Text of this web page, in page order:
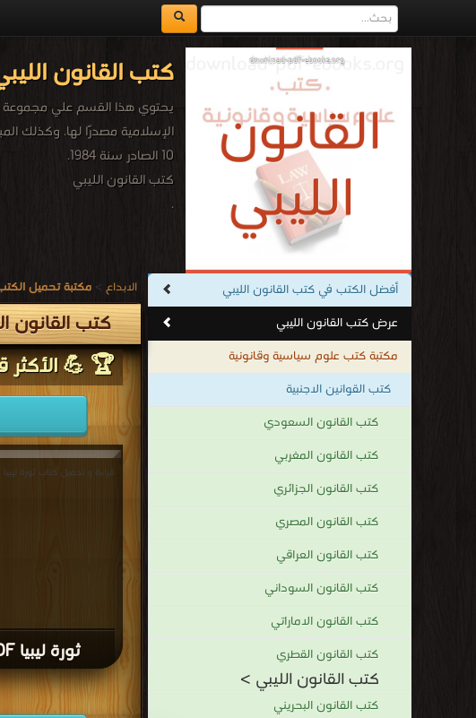
كتب القانون
يحتوي هذا القسم علي مجموعة من
الإسلامية مصدرًا لها. وكذلك
10 الصادر سنة 1984.
كتب القانون الليبي
.
أفضل الكتب في كتب القانون الليبي
عرض كتب القانون الليبي
مكتبة كتب علوم سياسية وقانونية
كتب القوانين الاجنبية
كتب القانون السعودي
كتب القانون المغربي
كتب القانون الجزائري
كتب القانون المصري
كتب القانون العراقي
كتب القانون السوداني
كتب القانون الاماراتي
كتب القانون القطري
كتب القانون الليبي >
كتب القانون البحريني
الابداع > مكتبة تحميل
كتب القانون
🏆 💪 الأكثر
ثورة ليبيا PDF
قراءة و تحميل كتاب ثورة ليبيا PDF مجانا